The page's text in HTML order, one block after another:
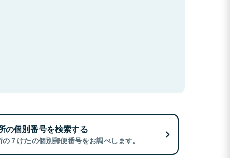
の個別番号を検索する
７けたの個別郵便番号をお調べします。